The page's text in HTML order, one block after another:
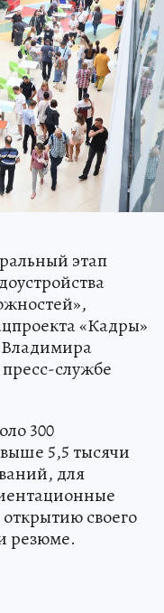
этап
«Кадры»
службе
300
5,5 тысячи
для
своего
резюме.